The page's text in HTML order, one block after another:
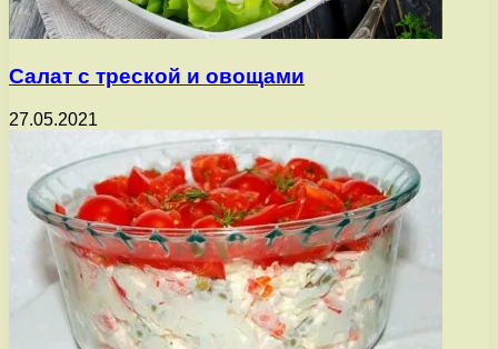
Салат с треской и овощами
27.05.2021